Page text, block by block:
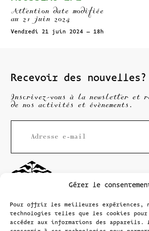
Gérer le
Pour offrir les meilleures expériences,
technologies telles que les cookies
accéder aux informations des appareils.
Attention date modifiée
au 21 juin 2024
Vendredi 21 juin 2024 – 18h
Recevoir des nouvelles?
Inscrivez-vous à la newsletter et
de nos activités et évènements.